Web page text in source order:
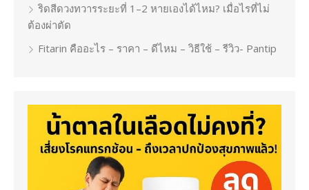
ริดสีดวงทวารระยะที่ 1–2 หายเองได้ไหม? เมื่อไรที่ไม่
ต้องผ่าตัด
Fitarin คืออะไร – ราคา – ดีไหม – วิธีใช้ – รีวิว- Pantip